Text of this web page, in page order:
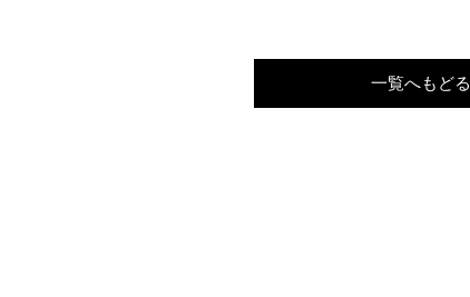
一覧へもどる